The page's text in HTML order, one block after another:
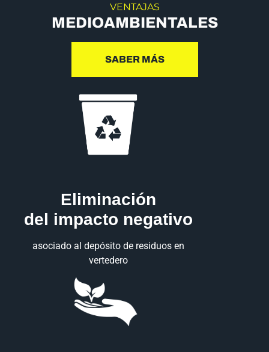
VENTAJAS
MEDIOAMBIENTALES
SABER MÁS
Eliminación
del impacto negativo
asociado al depósito de residuos en
vertedero